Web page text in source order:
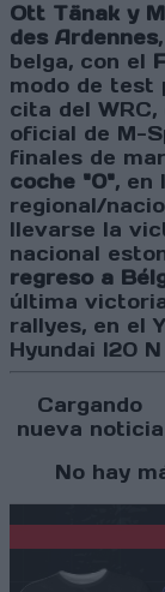
Ott Tänak y
des Ardennes
belga, con el
modo de test
cita del
oficial de M-
finales de
coche "0", en
regional/
llevarse la
nacional
regreso a
última
rallyes, en el
Hyundai I20 N
Cargando
nueva noticia
No hay